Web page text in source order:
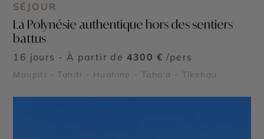
SÉJOUR
La Polynésie authentique hors des sentiers
battus
16 jours - À partir de 4300 € /pers
Maupiti - Tahiti - Huahine - Taha'a - Tikehau